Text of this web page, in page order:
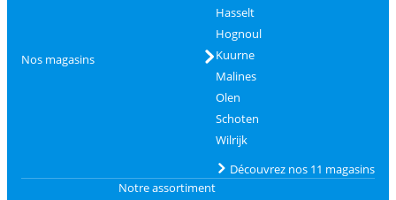
Nos magasins
Hasselt
Hognoul
Kuurne
Malines
Olen
Schoten
Wilrijk
Découvrez nos 11 magasins
Notre assortiment